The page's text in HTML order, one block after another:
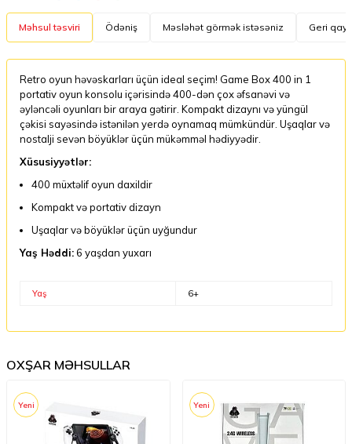
Məhsul təsviri Ödəniş Məsləhət görmək istəsəniz Geri
Retro oyun həvəskarları üçün ideal seçim! Game Box 400 in 1
portativ oyun konsolu içərisində 400-dən çox əfsanəvi və
əyləncəli oyunları bir araya gətirir. Kompakt dizaynı və yüngül
çəkisi sayəsində istənilən yerdə oynamaq mümkündür. Uşaqlar və
nostalji sevən böyüklər üçün mükəmməl hədiyyədir.
Xüsusiyyətlər:
400 müxtəlif oyun daxildir
Kompakt və portativ dizayn
Uşaqlar və böyüklər üçün uyğundur
Yaş Həddi: 6 yaşdan yuxarı
Yaş 6+
OXŞAR MƏHSULLAR
Yeni Yeni